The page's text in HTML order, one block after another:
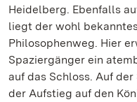
Heidelberg. Ebenfalls
liegt der wohl
Philosophenweg. Hier
Spaziergänger ein
auf das Schloss. Auf
der Aufstieg auf den